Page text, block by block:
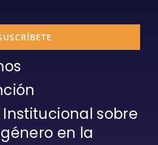
sobre
en la